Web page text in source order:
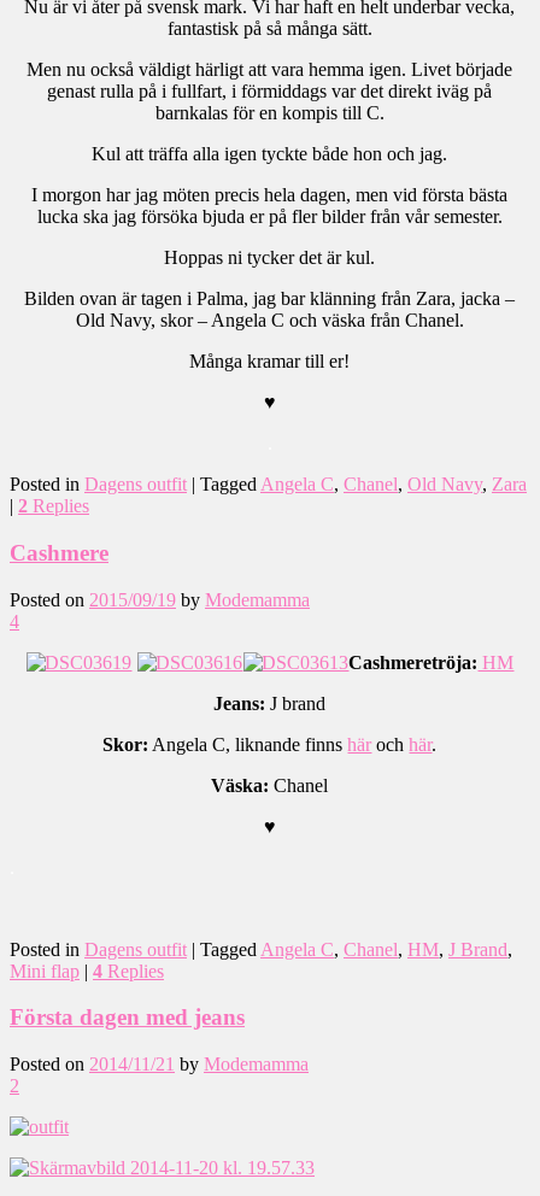
Nu är vi åter på svensk mark. Vi har haft en helt underbar vecka,
fantastisk på så många sätt.
Men nu också väldigt härligt att vara hemma igen. Livet började
genast rulla på i fullfart, i förmiddags var det direkt iväg på
barnkalas för en kompis till C.
Kul att träffa alla igen tyckte både hon och jag.
I morgon har jag möten precis hela dagen, men vid första bästa
lucka ska jag försöka bjuda er på fler bilder från vår semester.
Hoppas ni tycker det är kul.
Bilden ovan är tagen i Palma, jag bar klänning från Zara, jacka –
Old Navy, skor – Angela C och väska från Chanel.
Många kramar till er!
♥
Posted in Dagens outfit | Tagged Angela C, Chanel, Old Navy, Zara
| 2 Replies
Cashmere
Posted on 2015/09/19 by Modemamma
4
Cashmeretröja: HM
Jeans: J brand
Skor: Angela C, liknande finnshär ochhär.
Väska: Chanel
♥
Posted in Dagens outfit | Tagged Angela C, Chanel, HM, J Brand,
Mini flap | 4 Replies
Första dagen med jeans
Posted on 2014/11/21 by Modemamma
2